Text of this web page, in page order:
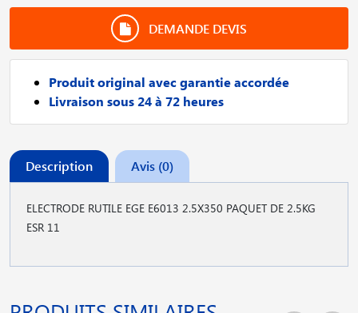
DEMANDE DEVIS
Produit original avec garantie accordée
Livraison sous 24 à 72 heures
Description Avis (0)
ELECTRODE RUTILE EGE E6013 2.5X350 PAQUET DE 2.5KG
ESR 11